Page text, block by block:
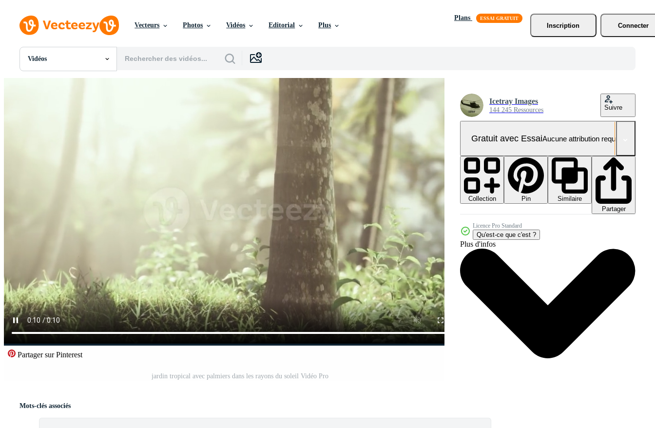
Vecteurs Photos Vidéos Editorial Plus
Plans
Inscription
Connecter
Vidéos
Toutes Images
Partager sur Pinterest
jardin tropical avec palmiers dans les rayons du soleil Vidéo Pro
Icetray Images
144 245 Ressources Suivre
Gratuit avec EssaiAucune attribution requise
Collection Pin
Similaire
Partager
Licence Pro Standard
Qu'est-ce que c'est ?
Plus d'infos
Mots-clés associés